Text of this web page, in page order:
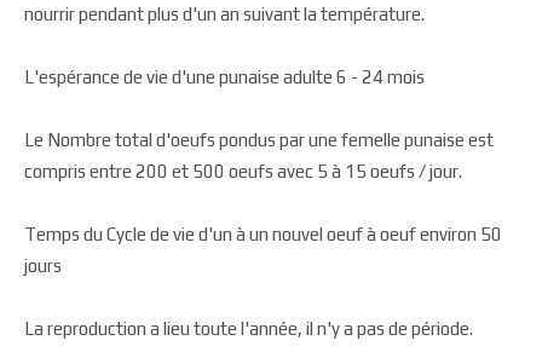
nourrir pendant plus d'un an suivant la température.
L'espérance de vie d'une punaise adulte 6 -­ 24 mois
Le Nombre total d'oeufs pondus par une femelle punaise est
compris entre 200 et 500 oeufs avec 5 à 15 oeufs / jour.
Temps du Cycle de vie d'un à un nouvel oeuf à oeuf environ 50
jours
La reproduction a lieu toute l'année, il n'y a pas de période.